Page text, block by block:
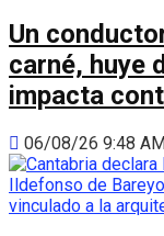
Un
carné, huye
impacta
06/08/26 9:48